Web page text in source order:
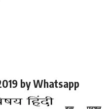
by Whatsapp